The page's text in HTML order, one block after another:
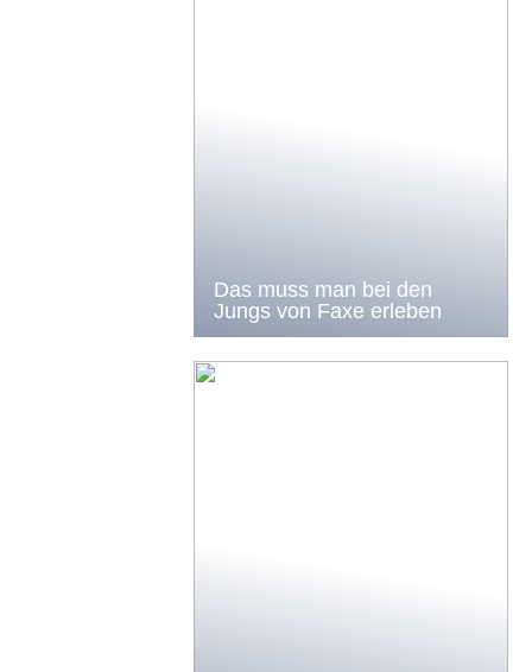
Das muss man bei den
Jungs von Faxe erleben